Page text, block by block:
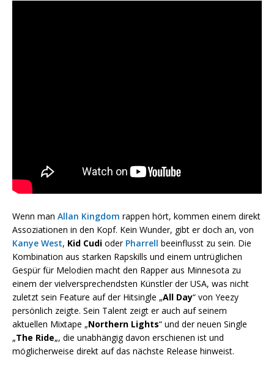
Wenn man Allan Kingdom rappen hört, kommen einem direkt
Assoziationen in den Kopf. Kein Wunder, gibt er doch an, von
Kanye West, Kid Cudi oder Pharrell beeinflusst zu sein. Die
Kombination aus starken Rapskills und einem untrüglichen
Gespür für Melodien macht den Rapper aus Minnesota zu
einem der vielversprechendsten Künstler der USA, was nicht
zuletzt sein Feature auf der Hitsingle „All Day“ von Yeezy
persönlich zeigte. Sein Talent zeigt er auch auf seinem
aktuellen Mixtape „Northern Lights“ und der neuen Single
„The Ride„, die unabhängig davon erschienen ist und
möglicherweise direkt auf das nächste Release hinweist.